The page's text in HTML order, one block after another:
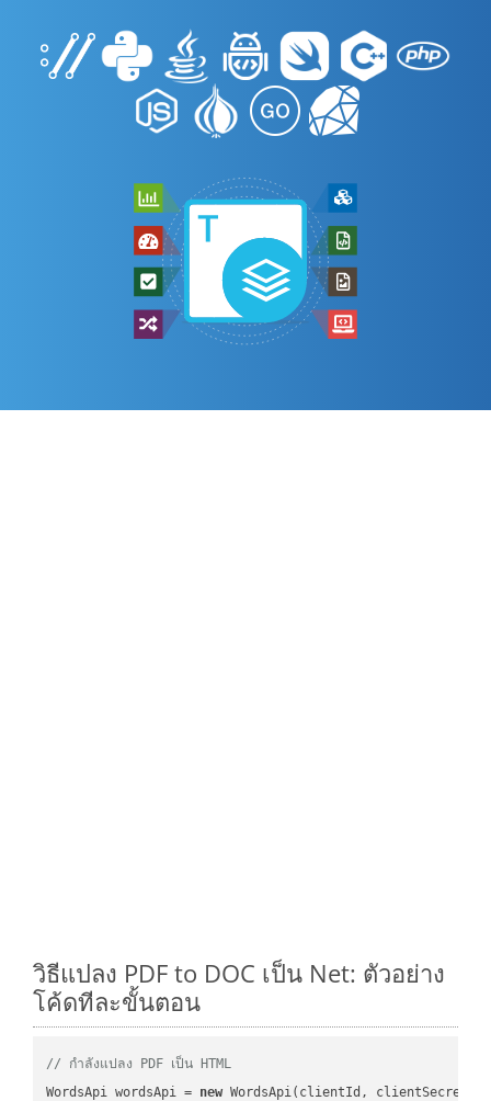
วิธีแปลง PDF to DOC เป็น Net: ตัวอย่าง
โค้ดทีละขั้นตอน
// กำลังแปลง PDF เป็น HTML
WordsApi wordsApi = new WordsApi(clientId, clientSecret);